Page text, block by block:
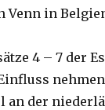
Venn in
4 – 7 der
der